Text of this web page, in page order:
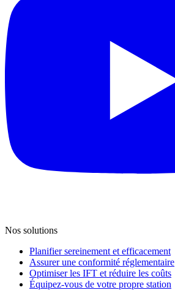
Nos solutions
Planifier sereinement et efficacement
Assurer une conformité réglementaire
Optimiser les IFT et réduire les coûts
Équipez-vous de votre propre station